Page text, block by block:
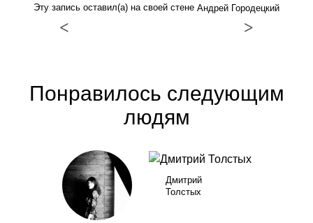
Эту запись оставил(а) на своей стене Андрей Городецкий
< >
Понравилось следующим
людям
Дмитрий
Толстых